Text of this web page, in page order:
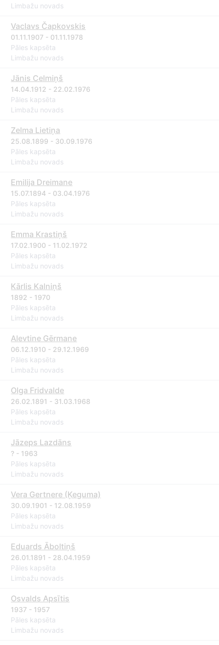
Limbažu novads
Vaclavs Čapkovskis
01.11.1907 - 01.11.1978
Pāles kapsēta
Limbažu novads
Jānis Celmiņš
14.04.1912 - 22.02.1976
Pāles kapsēta
Limbažu novads
Zelma Lietiņa
25.08.1899 - 30.09.1976
Pāles kapsēta
Limbažu novads
Emilija Dreimane
15.07.1894 - 03.04.1976
Pāles kapsēta
Limbažu novads
Emma Krastiņš
17.02.1900 - 11.02.1972
Pāles kapsēta
Limbažu novads
Kārlis Kalniņš
1892 - 1970
Pāles kapsēta
Limbažu novads
Alevtine Gērmane
06.12.1910 - 29.12.1969
Pāles kapsēta
Limbažu novads
Olga Fridvalde
26.02.1891 - 31.03.1968
Pāles kapsēta
Limbažu novads
Jāzeps Lazdāns
? - 1963
Pāles kapsēta
Limbažu novads
Vera Gertnere (Ķeguma)
30.09.1901 - 12.08.1959
Pāles kapsēta
Limbažu novads
Eduards Āboltiņš
26.01.1891 - 28.04.1959
Pāles kapsēta
Limbažu novads
Osvalds Apsītis
1937 - 1957
Pāles kapsēta
Limbažu novads